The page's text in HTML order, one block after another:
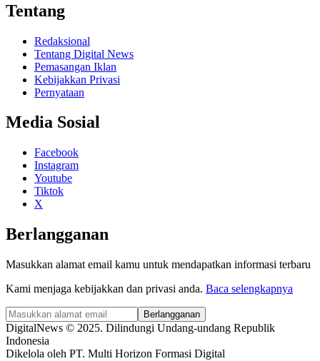
Tentang
Redaksional
Tentang Digital News
Pemasangan Iklan
Kebijakkan Privasi
Pernyataan
Media Sosial
Facebook
Instagram
Youtube
Tiktok
X
Berlangganan
Masukkan alamat email kamu untuk mendapatkan informasi terbaru
Kami menjaga kebijakkan dan privasi anda. Baca selengkapnya
Berlangganan
DigitalNews © 2025. Dilindungi Undang-undang Republik
Indonesia
Dikelola oleh PT. Multi Horizon Formasi Digital